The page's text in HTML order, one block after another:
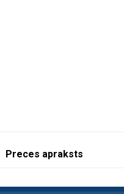
Preces apraksts